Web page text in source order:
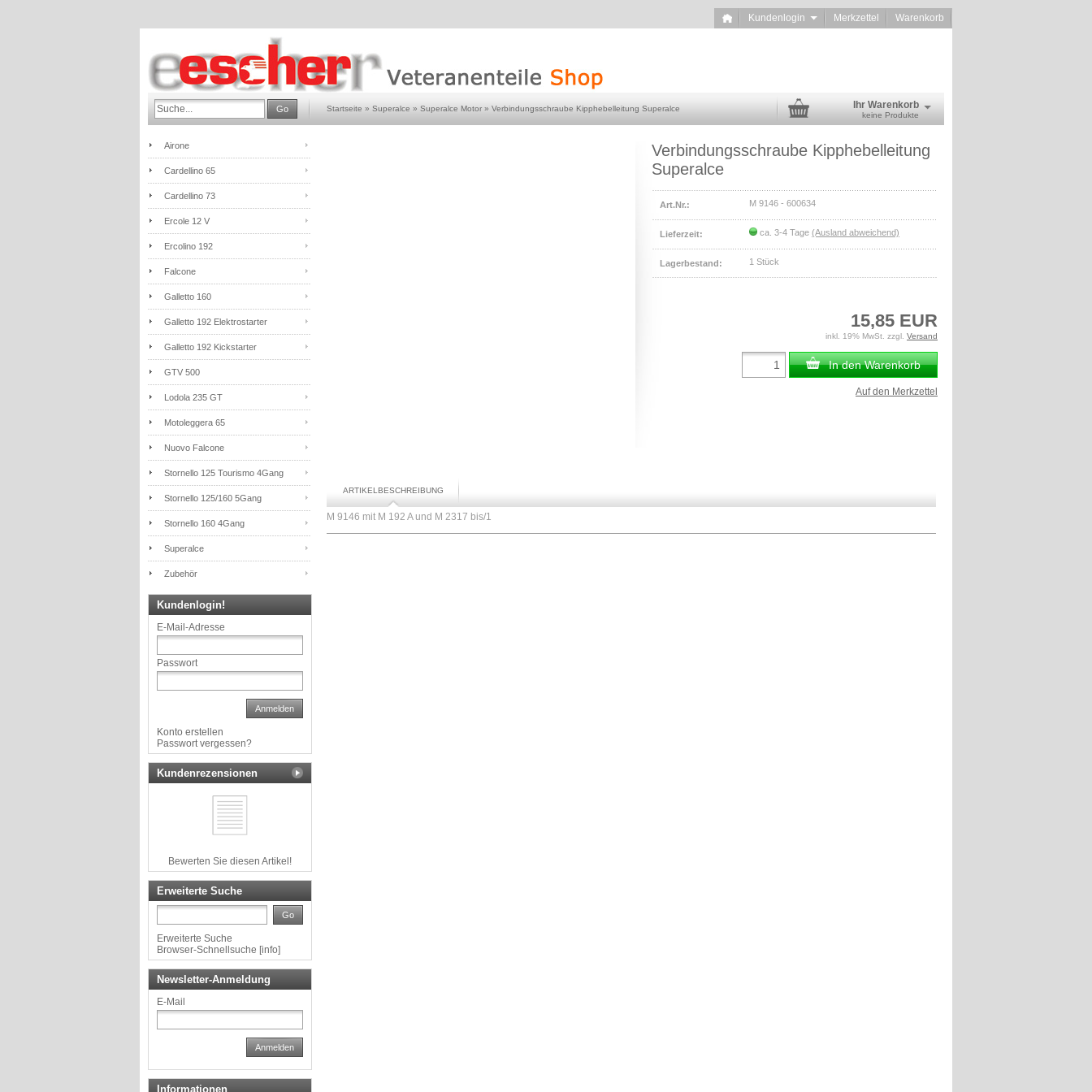
Kundenlogin Merkzettel Warenkorb
Go Startseite » Superalce » Superalce Motor » Verbindungsschraube Kipphebelleitung Superalce Ihr Warenkorb
keine Produkte
Verbindungsschraube Kipphebelleitung
Superalce
Art.Nr.: M 9146 - 600634
Lieferzeit: ca. 3-4 Tage (Ausland abweichend)
Lagerbestand: 1 Stück
15,85 EUR
inkl. 19% MwSt. zzgl. Versand
In den Warenkorb
Auf den Merkzettel
ARTIKELBESCHREIBUNG
M 9146 mit M 192 A und M 2317 bis/1
Airone
Cardellino 65
Cardellino 73
Ercole 12 V
Ercolino 192
Falcone
Galletto 160
Galletto 192 Elektrostarter
Galletto 192 Kickstarter
GTV 500
Lodola 235 GT
Motoleggera 65
Nuovo Falcone
Stornello 125 Tourismo 4Gang
Stornello 125/160 5Gang
Stornello 160 4Gang
Superalce
Zubehör
Kundenlogin!
E-Mail-Adresse
Passwort
Anmelden
Konto erstellen
Passwort vergessen?
Kundenrezensionen
Bewerten Sie diesen Artikel!
Erweiterte Suche
Go
Erweiterte Suche
Browser-Schnellsuche [info]
Newsletter-Anmeldung
E-Mail
Anmelden
Informationen